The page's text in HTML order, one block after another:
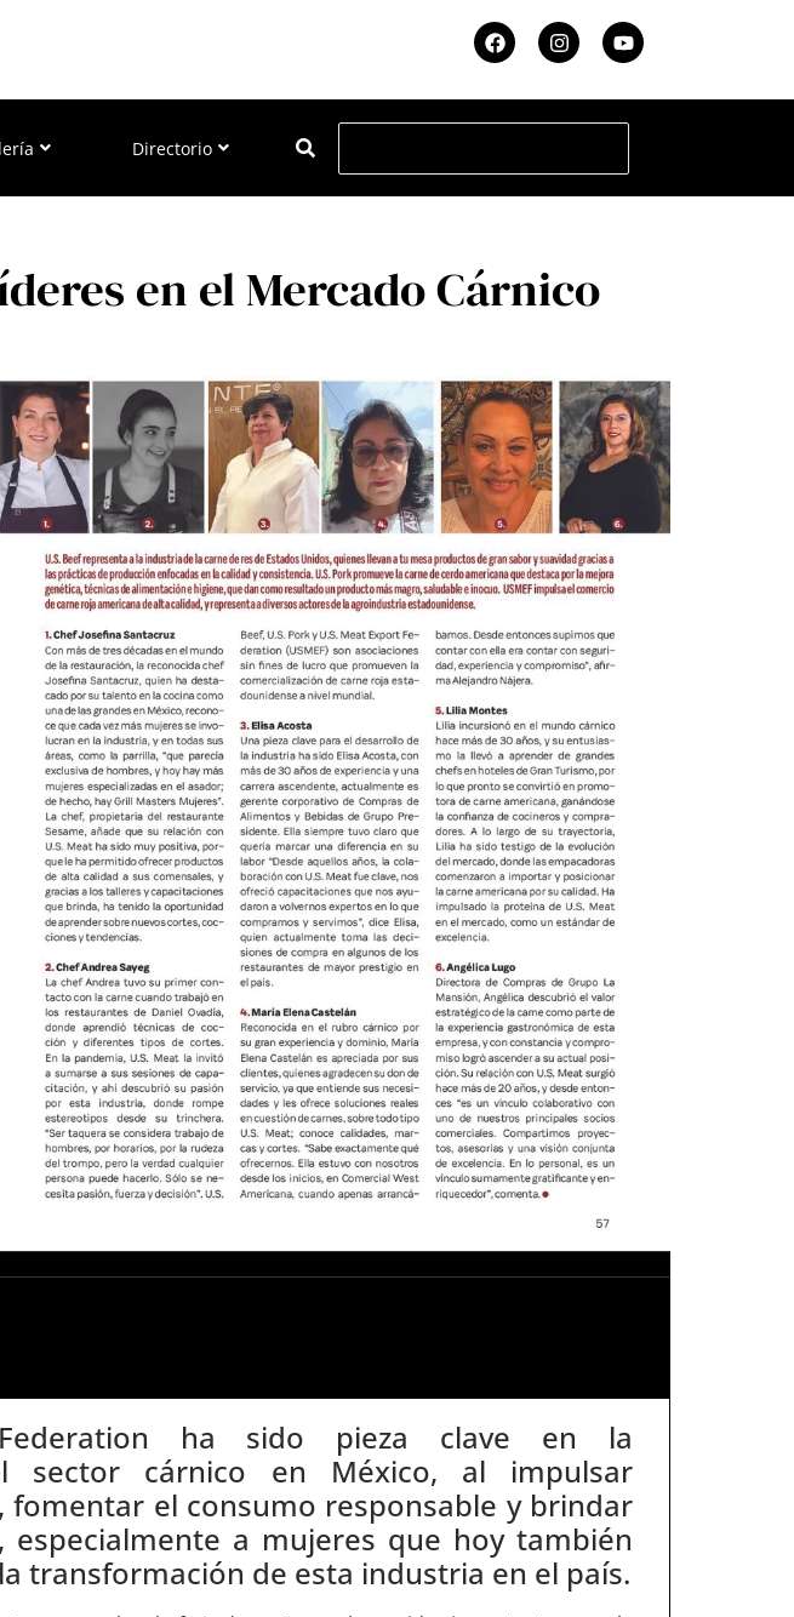
Directorio
en el Mercado Cárnico
ha sido pieza clave en la
sector cárnico en México, al impulsar
fomentar el consumo responsable y brindar
especialmente a mujeres que hoy también
transformación de esta industria en el país.